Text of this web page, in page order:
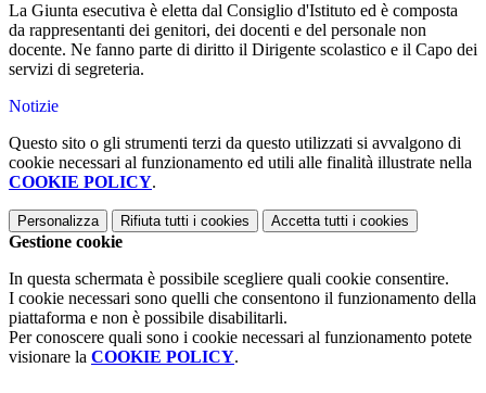
La Giunta esecutiva è eletta dal Consiglio d'Istituto ed è composta
da rappresentanti dei genitori, dei docenti e del personale non
docente. Ne fanno parte di diritto il Dirigente scolastico e il Capo dei
servizi di segreteria.
Notizie
Questo sito o gli strumenti terzi da questo utilizzati si avvalgono di
cookie necessari al funzionamento ed utili alle finalità illustrate nella
COOKIE POLICY.
Personalizza Rifiuta tutti i cookies Accetta tutti i cookies
Gestione cookie
In questa schermata è possibile scegliere quali cookie consentire.
I cookie necessari sono quelli che consentono il funzionamento della
piattaforma e non è possibile disabilitarli.
Per conoscere quali sono i cookie necessari al funzionamento potete
visionare la COOKIE POLICY.